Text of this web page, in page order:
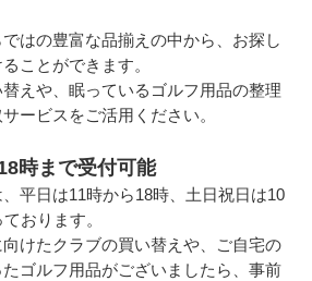
はの豊富な品揃えの中から、お探し
ことができます。
えや、眠っているゴルフ用品の整理
ービスをご活用ください。
時まで受付可能
平日は11時から18時、土日祝日は10
おります。
けたクラブの買い替えや、ご自宅の
ゴルフ用品がございましたら、事前